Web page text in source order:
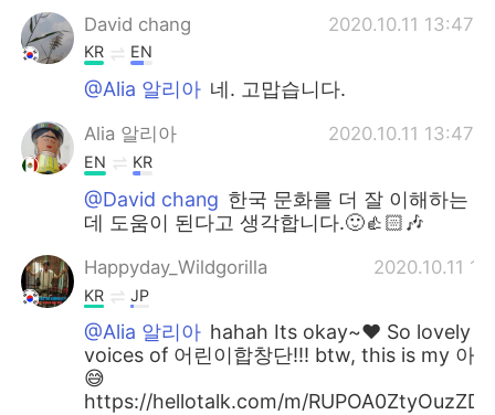
David chang 2020.10.11 13:47
KR EN
@Alia 알리아 네. 고맙습니다.
Alia 알리아 2020.10.11 13:47
EN KR
@David chang 한국 문화를 더 잘 이해하는
데 도움이 된다고 생각합니다.🙂👍🏻🎶
Happyday_Wildgorilla 2020.10.11
KR JP
@Alia 알리아 hahah Its okay~♥ So lovely
voices of 어린이합창단!!! btw, this is my 아
😅
https://hellotalk.com/m/